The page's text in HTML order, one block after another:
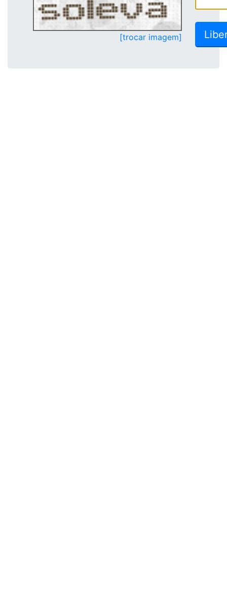
[trocar imagem]